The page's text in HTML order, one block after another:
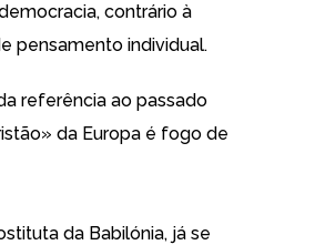
contrário à
pensamento individual.
referência ao passado
da Europa é fogo de
da Babilónia, já se